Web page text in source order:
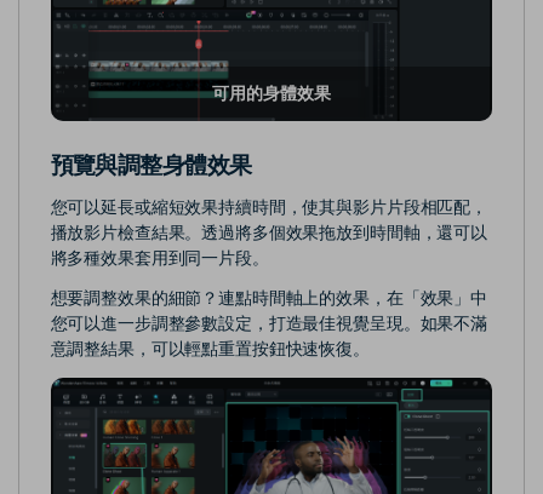
可用的身體效果
預覽與調整身體效果
您可以延長或縮短效果持續時間，使其與影片片段相匹配，
播放影片檢查結果。透過將多個效果拖放到時間軸，還可以
將多種效果套用到同一片段。
想要調整效果的細節？連點時間軸上的效果，在「效果」中
您可以進一步調整參數設定，打造最佳視覺呈現。如果不滿
意調整結果，可以輕點重置按鈕快速恢復。